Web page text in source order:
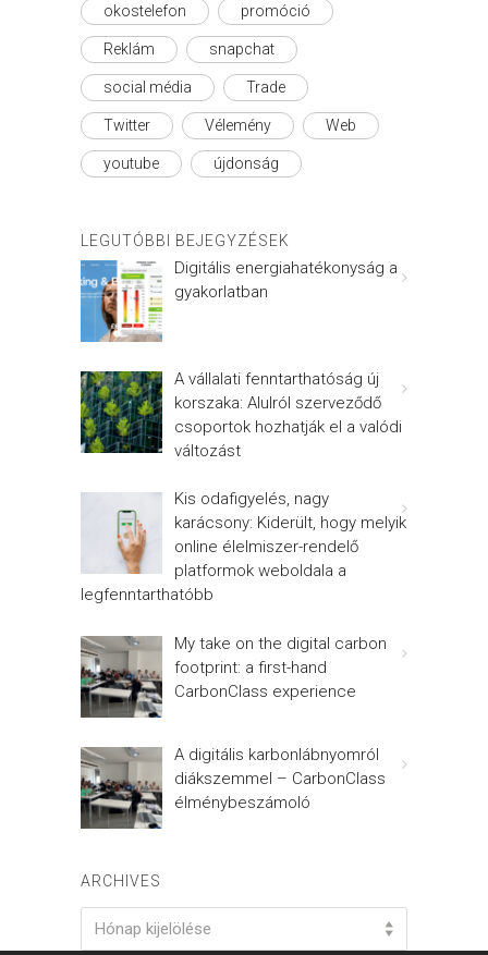
okostelefon promóció
Reklám snapchat
social média Trade
Twitter Vélemény Web
youtube újdonság
LEGUTÓBBI BEJEGYZÉSEK
Digitális energiahatékonyság a
gyakorlatban
A vállalati fenntarthatóság új
korszaka: Alulról szerveződő
csoportok hozhatják el a valódi
változást
Kis odafigyelés, nagy
karácsony: Kiderült, hogy melyik
online élelmiszer-rendelő
platformok weboldala a
legfenntarthatóbb
My take on the digital carbon
footprint: a first-hand
CarbonClass experience
A digitális karbonlábnyomról
diákszemmel – CarbonClass
élménybeszámoló
ARCHIVES
Archives
Hónap kijelölése